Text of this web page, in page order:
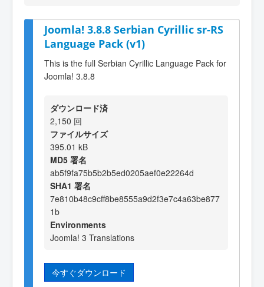
Joomla! 3.8.8 Serbian Cyrillic sr-RS
Language Pack (v1)
This is the full Serbian Cyrillic Language Pack for
Joomla! 3.8.8
ダウンロード済
2,150 回
ファイルサイズ
395.01 kB
MD5 署名
ab5f9fa75b5b2b5ed0205aef0e22264d
SHA1 署名
7e810b48c9cff8be8555a9d2f3e7c4a63be877
1b
Environments
Joomla! 3 Translations
今すぐダウンロード